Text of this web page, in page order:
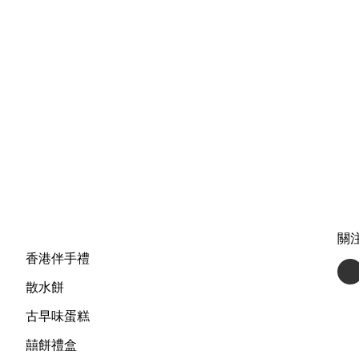
香港伴手禮
散水餅
古早味蛋糕
囍餅禮盒
關